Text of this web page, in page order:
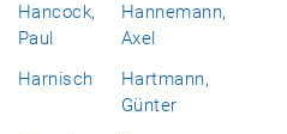
Hancock,
Paul
Hannemann,
Axel
Harnisch
Hartmann,
Günter